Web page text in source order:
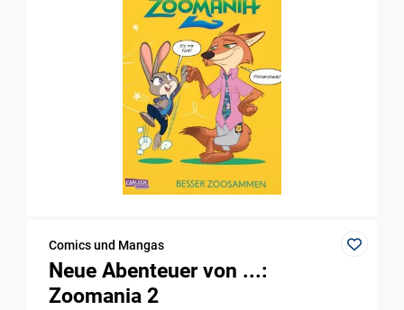
Comics und Mangas
Neue Abenteuer von ...:
Zoomania 2